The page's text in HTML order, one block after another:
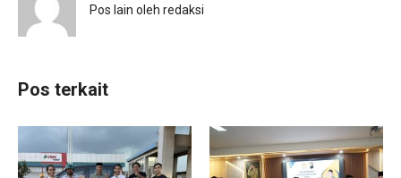
Pos lain oleh redaksi
Pos terkait